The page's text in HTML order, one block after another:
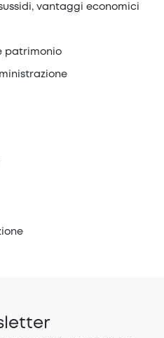
vantaggi economici
patrimonio